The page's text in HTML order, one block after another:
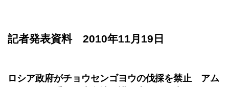
記者発表資料 2010年11月19日
ロシア政府がチョウセンゴヨウの伐採を禁止 アム